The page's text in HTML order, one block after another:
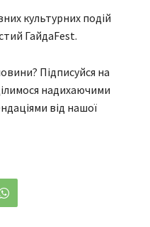
культурних подій
ГайдаFest.
Підписуйся на
надихаючими
від нашої